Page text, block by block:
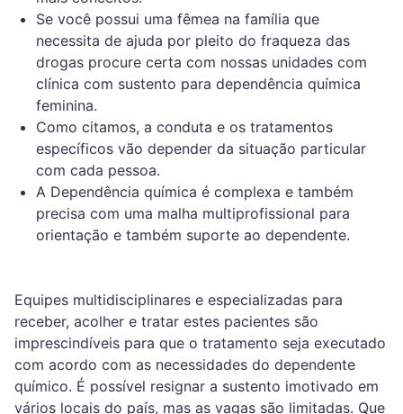
Se você possui uma fêmea na família que
necessita de ajuda por pleito do fraqueza das
drogas procure certa com nossas unidades com
clínica com sustento para dependência química
feminina.
Como citamos, a conduta e os tratamentos
específicos vão depender da situação particular
com cada pessoa.
A Dependência química é complexa e também
precisa com uma malha multiprofissional para
orientação e também suporte ao dependente.
Equipes multidisciplinares e especializadas para
receber, acolher e tratar estes pacientes são
imprescindíveis para que o tratamento seja executado
com acordo com as necessidades do dependente
químico. É possível resignar a sustento imotivado em
vários locais do país, mas as vagas são limitadas. Que